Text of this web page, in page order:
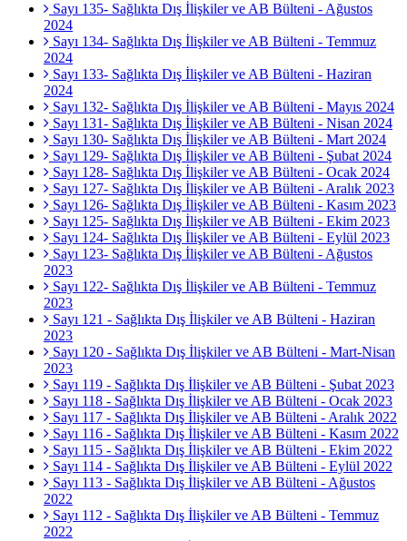
Sayı 135- Sağlıkta Dış İlişkiler ve AB Bülteni - Ağustos
2024
Sayı 134- Sağlıkta Dış İlişkiler ve AB Bülteni - Temmuz
2024
Sayı 133- Sağlıkta Dış İlişkiler ve AB Bülteni - Haziran
2024
Sayı 132- Sağlıkta Dış İlişkiler ve AB Bülteni - Mayıs 2024
Sayı 131- Sağlıkta Dış İlişkiler ve AB Bülteni - Nisan 2024
Sayı 130- Sağlıkta Dış İlişkiler ve AB Bülteni - Mart 2024
Sayı 129- Sağlıkta Dış İlişkiler ve AB Bülteni - Şubat 2024
Sayı 128- Sağlıkta Dış İlişkiler ve AB Bülteni - Ocak 2024
Sayı 127- Sağlıkta Dış İlişkiler ve AB Bülteni - Aralık 2023
Sayı 126- Sağlıkta Dış İlişkiler ve AB Bülteni - Kasım 2023
Sayı 125- Sağlıkta Dış İlişkiler ve AB Bülteni - Ekim 2023
Sayı 124- Sağlıkta Dış İlişkiler ve AB Bülteni - Eylül 2023
Sayı 123- Sağlıkta Dış İlişkiler ve AB Bülteni - Ağustos
2023
Sayı 122- Sağlıkta Dış İlişkiler ve AB Bülteni - Temmuz
2023
Sayı 121 - Sağlıkta Dış İlişkiler ve AB Bülteni - Haziran
2023
Sayı 120 - Sağlıkta Dış İlişkiler ve AB Bülteni - Mart-Nisan
2023
Sayı 119 - Sağlıkta Dış İlişkiler ve AB Bülteni - Şubat 2023
Sayı 118 - Sağlıkta Dış İlişkiler ve AB Bülteni - Ocak 2023
Sayı 117 - Sağlıkta Dış İlişkiler ve AB Bülteni - Aralık 2022
Sayı 116 - Sağlıkta Dış İlişkiler ve AB Bülteni - Kasım 2022
Sayı 115 - Sağlıkta Dış İlişkiler ve AB Bülteni - Ekim 2022
Sayı 114 - Sağlıkta Dış İlişkiler ve AB Bülteni - Eylül 2022
Sayı 113 - Sağlıkta Dış İlişkiler ve AB Bülteni - Ağustos
2022
Sayı 112 - Sağlıkta Dış İlişkiler ve AB Bülteni - Temmuz
2022